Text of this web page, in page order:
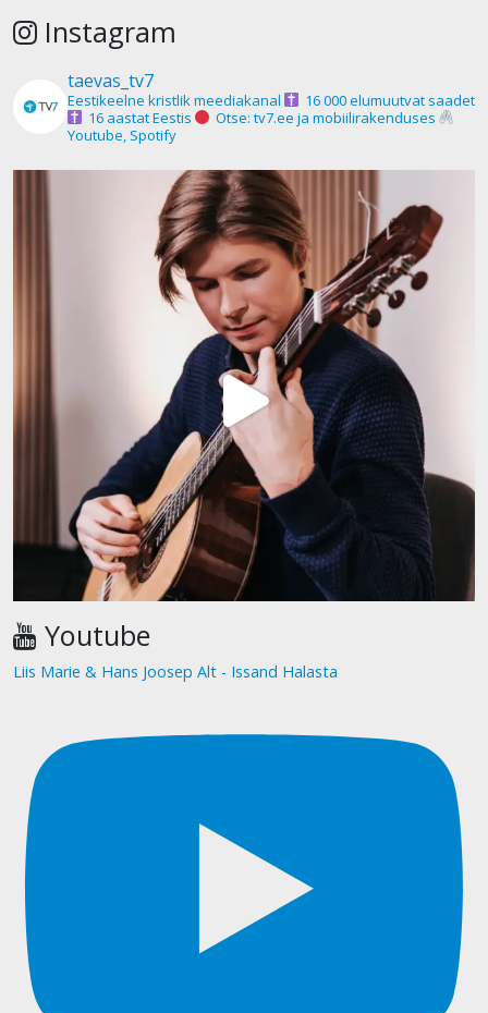
Instagram
taevas_tv7
Eestikeelne kristlik meediakanal
16 000 elumuutvat saadet
16 aastat Eestis
Otse: tv7.ee ja mobiilirakenduses
Youtube, Spotify
Youtube
Liis Marie & Hans Joosep Alt - Issand Halasta